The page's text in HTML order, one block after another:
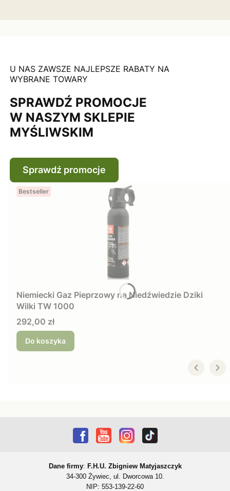
U NAS ZAWSZE NAJLEPSZE RABATY NA
WYBRANE TOWARY
SPRAWDŹ PROMOCJE
W NASZYM SKLEPIE
MYŚLIWSKIM
Sprawdź promocje
Bestseller
Niemiecki Gaz Pieprzowy na Niedźwiedzie Dziki
Wilki TW 1000
Cena
292,00 zł
Do koszyka
Dane firmy: F.H.U. Zbigniew Matyjaszczyk
34-300 Żywiec, ul. Dworcowa 10.
NIP: 553-139-22-60